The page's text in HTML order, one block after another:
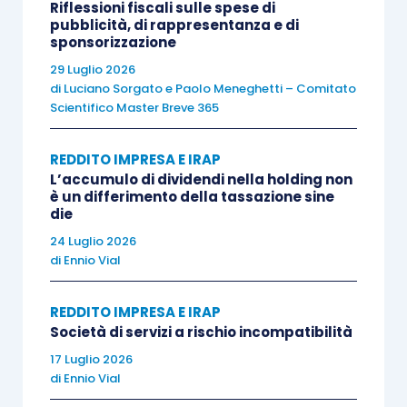
rilevazione sulla base dellapercentuale di
completamento.
Ciononostante, ilprincipio di derivazione
rafforzatacomunquenon permette di derogare
all’articolo 93che impone, per le
ultrannuali, di effettuare unavalutazione
tenendo conto del corrispettivo pattuito(si veda
sul punto il chiarimento fornito nel corso del
forum Telefisco del 2018
Veniamo ora a ragionare circa il reale
di “durata” della commessa.
Il primo aspetto da rammentare è chenessuna
Riflessioni fiscali sulle spese di
pubblicità, di rappresentanza e di
sponsorizzazione
29 Luglio 2026
di Luciano Sorgatoe Paolo Meneghetti – Comitato
Scientifico Master Breve 365
REDDITO IMPRESA E IRAP
L’accumulo di dividendi nella holding non
è un differimento della tassazione sine
die
24 Luglio 2026
di Ennio Vial
REDDITO IMPRESA E IRAP
Società di servizi a rischio incompatibilità
17 Luglio 2026
di Ennio Vial